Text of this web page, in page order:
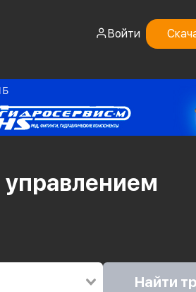
Войти
управлением
Найти